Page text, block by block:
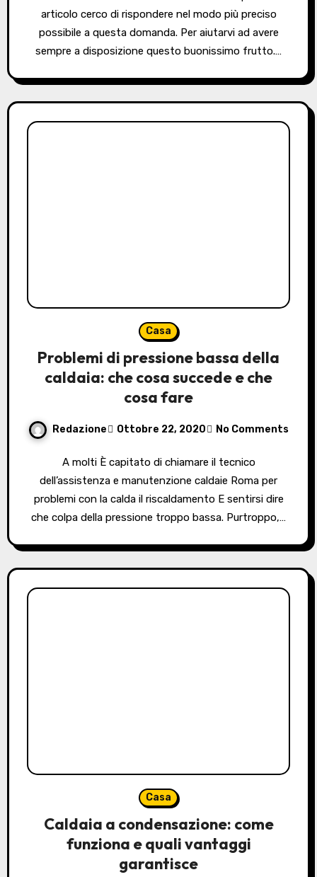
articolo cerco di rispondere nel modo più preciso
possibile a questa domanda. Per aiutarvi ad avere
sempre a disposizione questo buonissimo frutto.…
Casa
Problemi di pressione bassa della
caldaia: che cosa succede e che
cosa fare
Redazione Ottobre 22, 2020 No Comments
A molti È capitato di chiamare il tecnico
dell’assistenza e manutenzione caldaie Roma per
problemi con la calda il riscaldamento E sentirsi dire
che colpa della pressione troppo bassa. Purtroppo,…
Casa
Caldaia a condensazione: come
funziona e quali vantaggi
garantisce